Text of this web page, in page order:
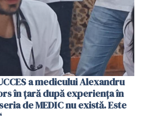
a medicului Alexandru
în țară după experiența în
de MEDIC nu există. Este